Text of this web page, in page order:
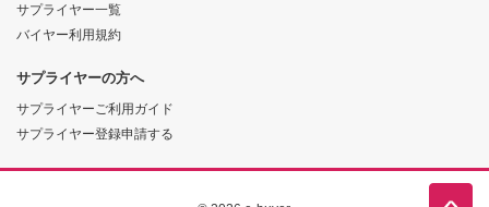
サプライヤー一覧
バイヤー利用規約
サプライヤーの方へ
サプライヤーご利用ガイド
サプライヤー登録申請する